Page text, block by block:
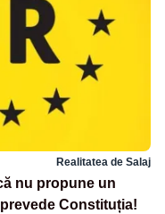
Realitatea de Salaj
nu propune un
Constituția!